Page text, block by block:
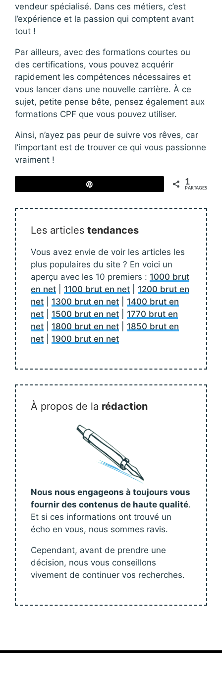
vendeur spécialisé. Dans ces métiers, c’est
l’expérience et la passion qui comptent avant
tout !
Par ailleurs, avec des formations courtes ou
des certifications, vous pouvez acquérir
rapidement les compétences nécessaires et
vous lancer dans une nouvelle carrière. À ce
sujet, petite pense bête, pensez également aux
formations CPF que vous pouvez utiliser.
Ainsi, n’ayez pas peur de suivre vos rêves, car
l’important est de trouver ce qui vous passionne
vraiment !
1
PARTAGES
Les articlestendances
Vous avez envie de voir les articles les
plus populaires du site ? En voici un
aperçu avec les 10 premiers : 1000 brut
en net
1100 brut en net
1200 brut en
net
1300 brut en net
1400 brut en
net
1500 brut en net
1770 brut en
net
1800 brut en net
1850 brut en
net
1900 brut en net
À propos de la rédaction
Nous nous engageons à toujours vous
fournir des contenus de haute qualité.
Et si ces informations ont trouvé un
écho en vous, nous sommes ravis.
Cependant, avant de prendre une
décision, nous vous conseillons
vivement de continuer vos recherches.